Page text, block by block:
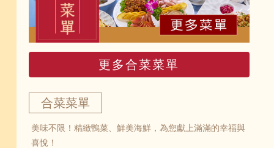
更多合菜菜單
合菜菜單
美味不限！精緻鴨菜、鮮美海鮮，為您獻上滿滿的幸福與
喜悅！